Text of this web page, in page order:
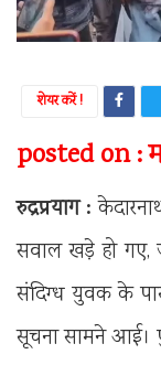
शेयर करें !
posted on :
रुद्रप्रयाग :
सवाल खड़े हो
संदिग्ध युवक के
सूचना सामने आई।